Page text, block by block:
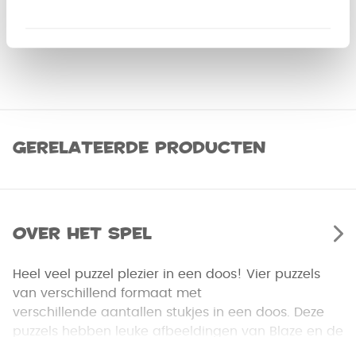
Gerelateerde producten
Over het spel
Heel veel puzzel plezier in een doos! Vier puzzels
van verschillend formaat met
verschillende aantallen stukjes in een doos. Deze
puzzels hebben leuke afbeeldingen van Blaze en de